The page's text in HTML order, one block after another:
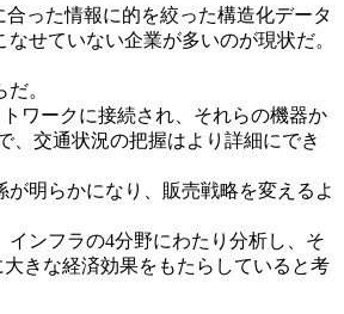
った情報に的を絞った構造化データ
せていない企業が多いのが現状だ。
。
ワークに接続され、それらの機器か
、交通状況の把握はより詳細にでき
明らかになり、販売戦略を変えるよ
ンフラの4分野にわたり分析し、そ
きな経済効果をもたらしていると考